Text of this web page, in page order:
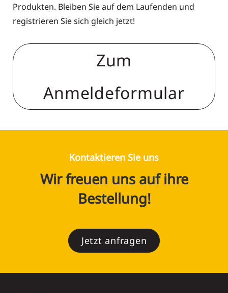
Produkten. Bleiben Sie auf dem Laufenden und
registrieren Sie sich gleich jetzt!
Zum
Anmeldeformular
Kontaktieren Sie uns
Wir freuen uns auf ihre
Bestellung!
Jetzt anfragen